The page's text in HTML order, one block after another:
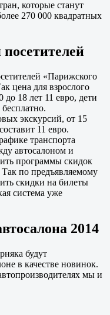
которые станут
270 000 квадратных
«Парижского
цена для взрослого
до 18 лет 11 евро, дети
экскурсий, от 15
11 евро.
транспорта
автосалоном и
программы скидок
Так по предъявляемому
скидки на билеты
система уже
2014
будут
в качестве новинок.
мы и